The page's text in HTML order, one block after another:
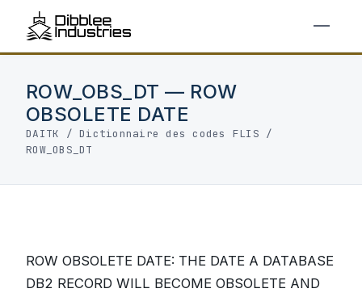
ROW_OBS_DT — ROW
OBSOLETE DATE
DAITK /Dictionnaire des codes FLIS /
ROW_OBS_DT
ROW OBSOLETE DATE: THE DATE A DATABASE
DB2 RECORD WILL BECOME OBSOLETE AND